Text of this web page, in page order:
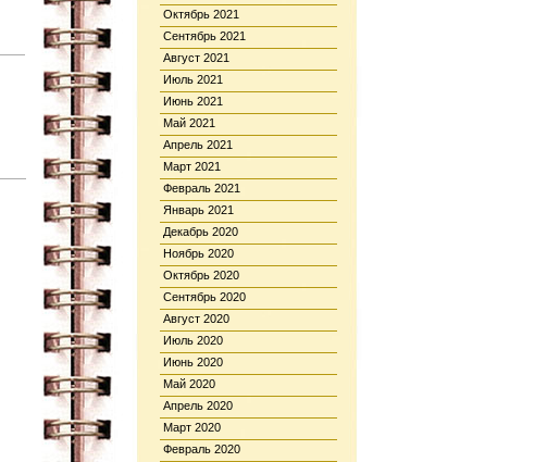
Октябрь 2021
Сентябрь 2021
Август 2021
Июль 2021
Июнь 2021
Май 2021
Апрель 2021
Март 2021
Февраль 2021
Январь 2021
Декабрь 2020
Ноябрь 2020
Октябрь 2020
Сентябрь 2020
Август 2020
Июль 2020
Июнь 2020
Май 2020
Апрель 2020
Март 2020
Февраль 2020